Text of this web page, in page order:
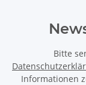
Bitte
Informationen